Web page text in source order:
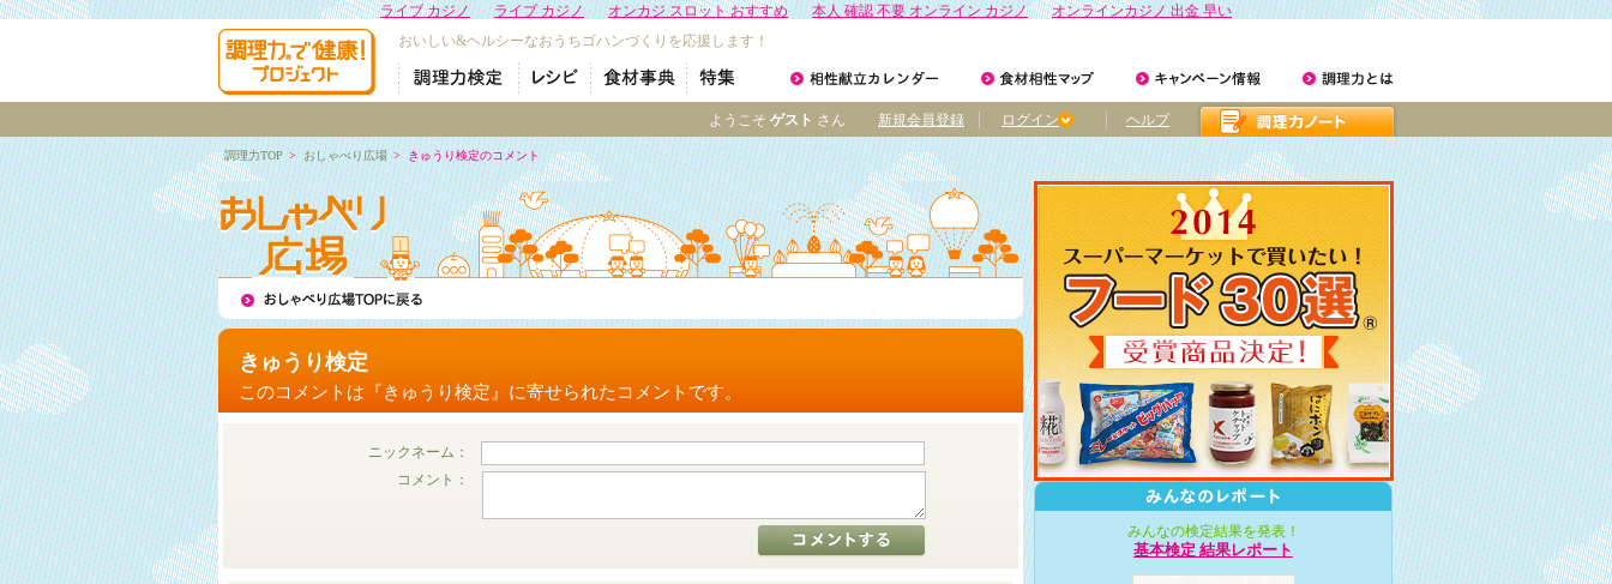
ライブ カジノ ライブ カジノ オンカジ スロット おすすめ 本人 確認 不要 オンライン カジノ
オンラインカジノ 出金 早い
おいしい&ヘルシーなおうちゴハンづくりを応援します！
ヘルプ
ログイン
新規会員登録
ようこそ ゲスト さん
調理力TOP > おしゃべり広場 > きゅうり検定のコメント
きゅうり検定
このコメントは『きゅうり検定』に寄せられたコメントです。
ニックネーム：
コメント：
みんなの検定結果を発表！
基本検定 結果レポート